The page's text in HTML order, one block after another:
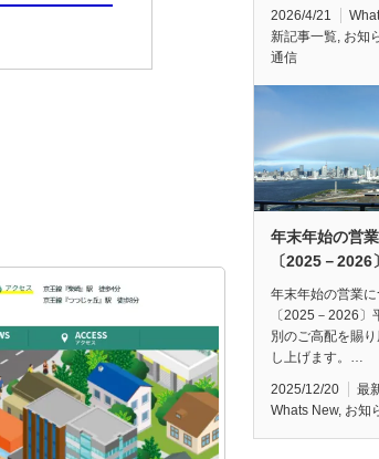
2026/4/21
新記事一覧, お知
通信
年末年始の営
〔2025－2026〕
年末年始の営業に
〔2025－2026〕
別のご高配を賜
し上げます。…
2025/12/20 最
Whats New, お知